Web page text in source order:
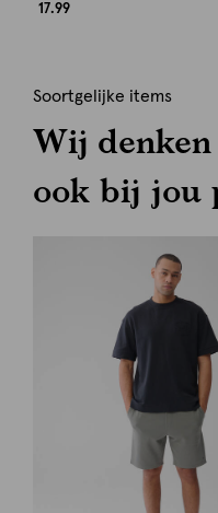
17.99
Soortgelijke items
Wij denken
ook bij jou